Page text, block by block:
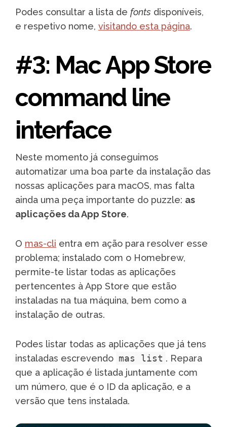
Podes consultar a lista de fonts disponíveis,
e respetivo nome, visitando esta página.
#3: Mac App Store
command line
interface
Neste momento já conseguimos
automatizar uma boa parte da instalação das
nossas aplicações para macOS, mas falta
ainda uma peça importante do puzzle: as
aplicações da App Store.
O mas-cli entra em ação para resolver esse
problema; instalado com o Homebrew,
permite-te listar todas as aplicações
pertencentes à App Store que estão
instaladas na tua máquina, bem como a
instalação de outras.
Podes listar todas as aplicações que já tens
instaladas escrevendo mas list . Repara
que a aplicação é listada juntamente com
um número, que é o ID da aplicação, e a
versão que tens instalada.